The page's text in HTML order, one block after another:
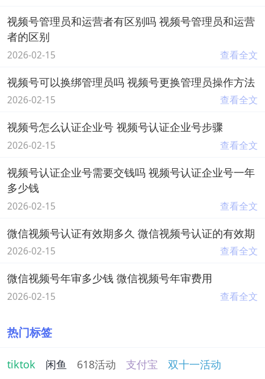
视频号管理员和运营者有区别吗 视频号管理员和运营
者的区别
2026-02-15 查看全文
视频号可以换绑管理员吗 视频号更换管理员操作方法
2026-02-15 查看全文
视频号怎么认证企业号 视频号认证企业号步骤
2026-02-15 查看全文
视频号认证企业号需要交钱吗 视频号认证企业号一年
多少钱
2026-02-15 查看全文
微信视频号认证有效期多久 微信视频号认证的有效期
2026-02-15 查看全文
微信视频号年审多少钱 微信视频号年审费用
2026-02-15 查看全文
热门标签
tiktok 闲鱼 618活动 支付宝 双十一活动